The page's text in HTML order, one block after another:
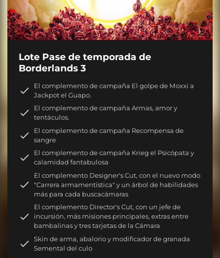
Lote Pase de temporada de
Borderlands 3
El complemento de campaña El golpe de Moxxi a
Jackpot el Guapo.
El complemento de campaña Armas, amor y
tentáculos.
El complemento de campaña Recompensa de
sangre
El complemento de campaña Krieg el Psicópata y
calamidad fantabulosa
El complemento Designer's Cut, con el nuevo modo
"Carrera armamentística" y un árbol de habilidades
más para cada buscacámaras
El complemento Director's Cut, con un jefe de
incursión, más misiones principales, extras entre
bambalinas y tres tarjetas de la Cámara
Skin de arma, abalorio y modificador de granada
Semental del culo